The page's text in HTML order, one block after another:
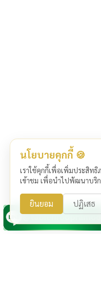
นโยบายคุกกี้ 🍪
เราใช้คุกกี้เพื่อเพิ่มประสิทธิ
เข้าชม เพื่อนำไปพัฒนาบริก
ยินยอม ปฏิเสธ